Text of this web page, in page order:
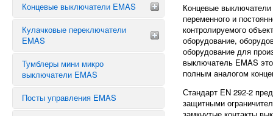
Аварийные кнопки
Сдвоенные кнопки
Джойстики
Кнопки с фиксацией
Переключатели
Тумблеры
Концевые выключатели EMAS
КОНЦЕВИКИ EMAS СЕРИИ L1
КОНЦЕВИКИ EMAS СЕРИИ L2
КОНЦЕВИКИ EMAS СЕРИИ L3
КОНЦЕВИКИ EMAS СЕРИИ L4
КОНЦЕВИКИ EMAS СЕРИИ L5
КОНЦЕВИКИ EMAS СЕРИИ L51
Кулачковые переключатели
EMAS
Звезда треугольник
Аварийные переключатели
Переключатель предела
Реверсивные переключатели
Тумблеры мини микро
выключатели EMAS
Посты управления EMAS
Концевые выключатели
переменного и
контролируемого
оборудование,
оборудование для
выключатель EMAS
полным аналогом
Стандарт EN 292-2
защитными